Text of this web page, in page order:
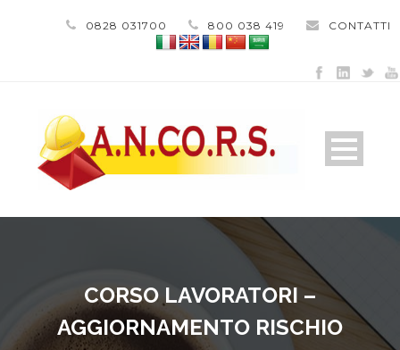
0828 031700 800 038 419 CONTATTI
CORSO LAVORATORI –
AGGIORNAMENTO RISCHIO